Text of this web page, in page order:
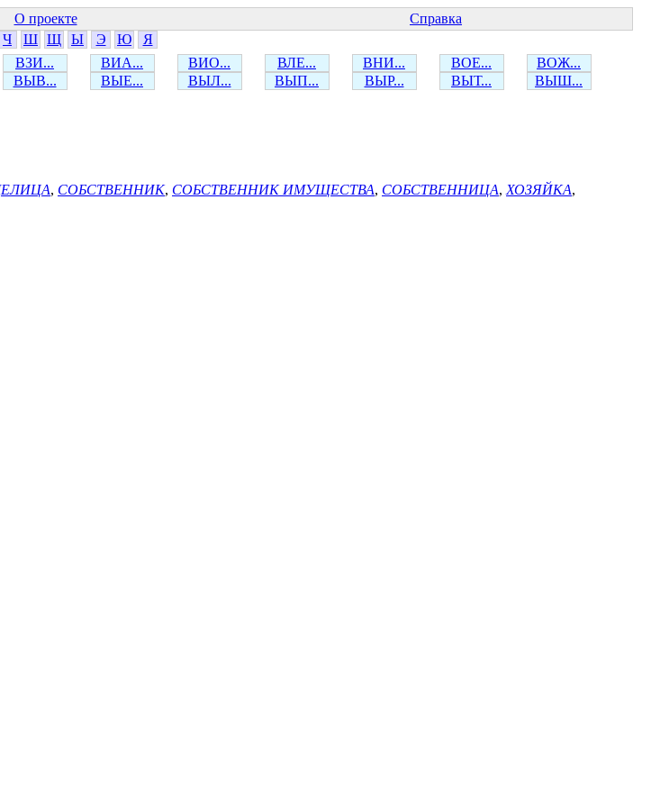
О проекте
Справка
Ч Ш Щ Ы Э Ю
Я
ВЗИ... ВИА... ВИО... ВЛЕ... ВНИ... ВОЕ...
ВОЖ...
ВЫВ... ВЫЕ... ВЫЛ... ВЫП... ВЫР... ВЫТ... ВЫШ...
, СОБСТВЕННИК, СОБСТВЕННИК ИМУЩЕСТВА, СОБСТВЕННИЦА, ХОЗЯЙКА,